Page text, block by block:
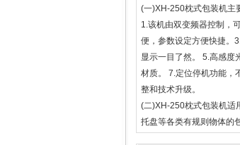
(一)XH-250枕式包装机主
1.该机由双变频器控制，
便，参数设定方便快捷。
显示一目了然。 5.高感度
材质。 7.定位停机功能，
整和技术升级。
(二)XH-250枕式包装机适
托盘等各类有规则物体的